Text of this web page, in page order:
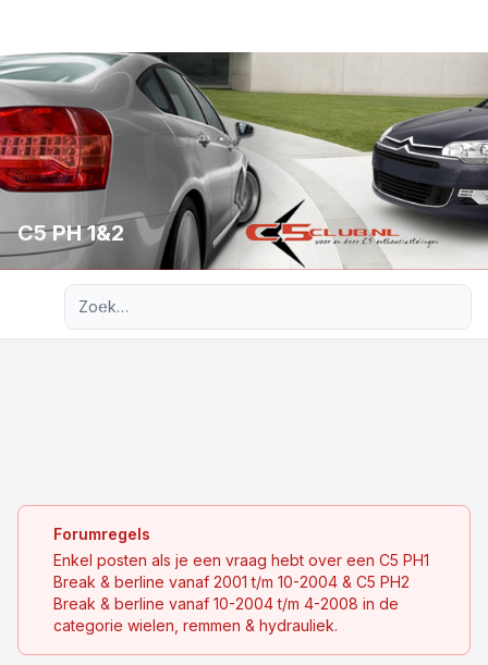
C5 PH 1&2
Forumregels
Enkel posten als je een vraag hebt over een C5 PH1
Break & berline vanaf 2001 t/m 10-2004 & C5 PH2
Break & berline vanaf 10-2004 t/m 4-2008 in de
categorie wielen, remmen & hydrauliek.